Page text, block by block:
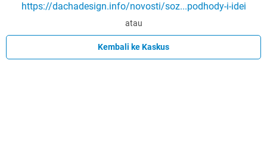
https://dachadesign.info/novosti/soz...podhody-i-idei
atau
Kembali ke Kaskus